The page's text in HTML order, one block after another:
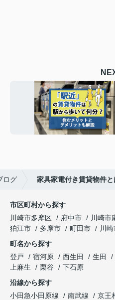
ログ 家具家電付き賃貸物件
市区町村から探す
川崎市多摩区
府中市 川崎市
狛江市
多摩市 町田市 川
町名から探す
登戸
宿河原 西生田 生田
上麻生
栗谷
下石原
沿線から探す
小田急小田原線
南武線 京王